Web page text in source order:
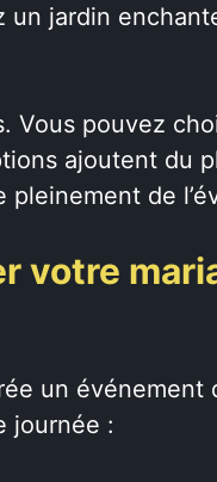
un jardin
Vous pouvez
ajoutent du
de
votre
un événement
journée :